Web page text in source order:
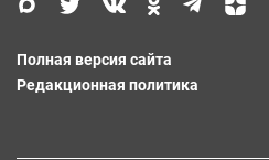
Полная версия сайта
Редакционная политика